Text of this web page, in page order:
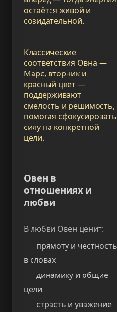
остаётся живой и
созидательной.
Классические
соответствия Овна —
Марс, вторник и
красный цвет —
поддерживают
смелость и решимость,
помогая сфокусировать
силу на конкретной
цели.
Овен в
отношениях и
любви
В любви Овен ценит:
прямоту и честность
в словах
динамику и общие
цели
страсть и уважение